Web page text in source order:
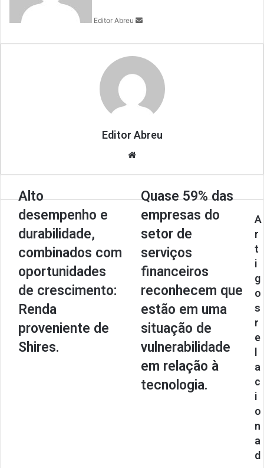
Editor Abreu
a
i
Editor Abreu
Alto
desempenho e
durabilidade,
combinados com
oportunidades
de crescimento:
Renda
proveniente de
Shires.
Quase 59% das
empresas do
setor de
serviços
financeiros
reconhecem que
estão em uma
situação de
vulnerabilidade
em relação à
tecnologia.
A
r
t
i
g
o
s
r
e
a
c
i
o
n
a
d